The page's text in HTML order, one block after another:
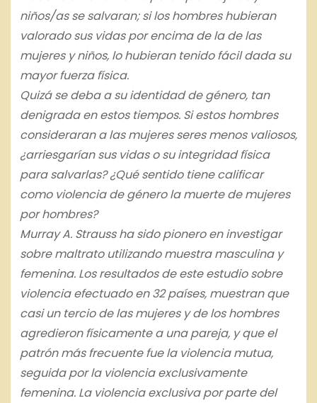
niños/as se salvaran; si los hombres hubieran
valorado sus vidas por encima de la de las
mujeres y niños, lo hubieran tenido fácil dada su
mayor fuerza física.
Quizá se deba a su identidad de género, tan
denigrada en estos tiempos. Si estos hombres
consideraran a las mujeres seres menos valiosos,
¿arriesgarían sus vidas o su integridad física
para salvarlas? ¿Qué sentido tiene calificar
como violencia de género la muerte de mujeres
por hombres?
Murray A. Strauss ha sido pionero en investigar
sobre maltrato utilizando muestra masculina y
femenina. Los resultados de este estudio sobre
violencia efectuado en 32 países, muestran que
casi un tercio de las mujeres y de los hombres
agredieron físicamente a una pareja, y que el
patrón más frecuente fue la violencia mutua,
seguida por la violencia exclusivamente
femenina. La violencia exclusiva por parte del